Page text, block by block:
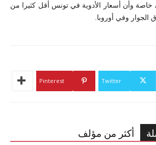
خاصة وأن أسعار الأدوية في تونس أقل كثيرا من
الجوار وفي أوروبا.
Twitter
Pinterest
أكثر من مؤلف